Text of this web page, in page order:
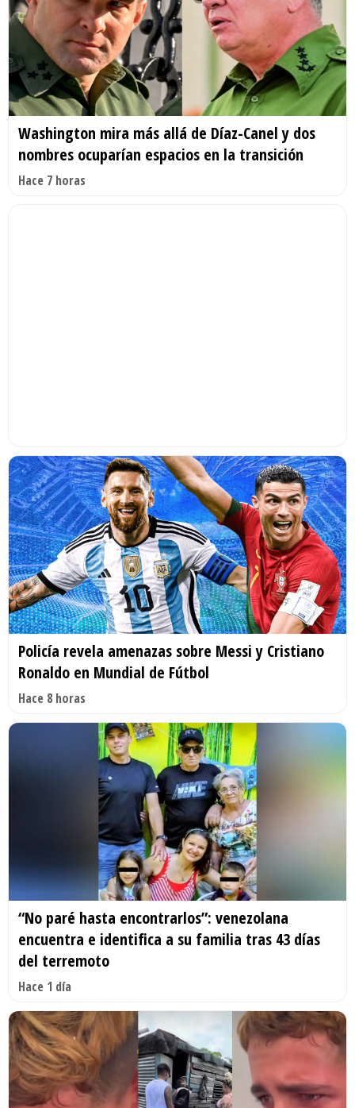
Washington mira más allá de Díaz-Canel y dos
nombres ocuparían espacios en la transición
Hace 7 horas
Policía revela amenazas sobre Messi y Cristiano
Ronaldo en Mundial de Fútbol
Hace 8 horas
“No paré hasta encontrarlos”: venezolana
encuentra e identifica a su familia tras 43 días
del terremoto
Hace 1 día